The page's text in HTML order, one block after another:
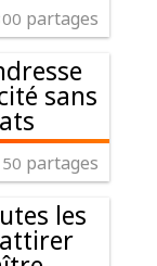
partages
sans
partages
les